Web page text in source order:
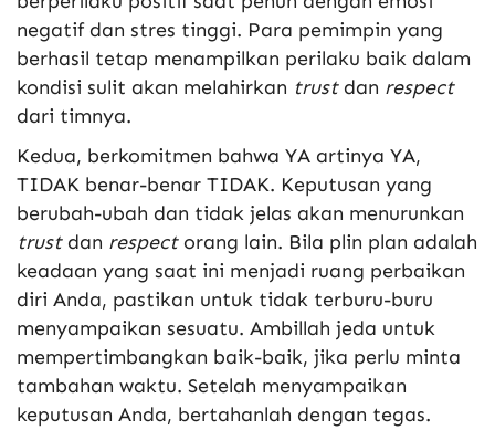
negatif dan stres tinggi. Para pemimpin yang
berhasil tetap menampilkan perilaku baik dalam
kondisi sulit akan melahirkan trust dan respect
dari timnya.
Kedua, berkomitmen bahwa YA artinya YA,
TIDAK benar-benar TIDAK. Keputusan yang
berubah-ubah dan tidak jelas akan menurunkan
trustdan respect orang lain. Bila plin plan adalah
keadaan yang saat ini menjadi ruang perbaikan
diri Anda, pastikan untuk tidak terburu-buru
menyampaikan sesuatu. Ambillah jeda untuk
mempertimbangkan baik-baik, jika perlu minta
tambahan waktu. Setelah menyampaikan
keputusan Anda, bertahanlah dengan tegas.